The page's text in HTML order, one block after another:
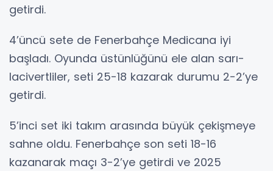
getirdi.
4’üncü sete de Fenerbahçe Medicana iyi
başladı. Oyunda üstünlüğünü ele alan sarı-
lacivertliler, seti 25-18 kazarak durumu 2-2’ye
getirdi.
5’inci set iki takım arasında büyük çekişmeye
sahne oldu. Fenerbahçe son seti 18-16
kazanarak maçı 3-2’ye getirdi ve 2025